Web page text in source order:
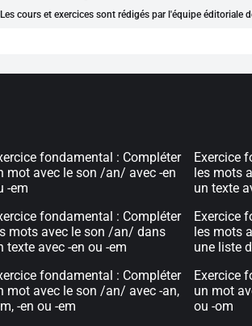
Les cours et exercices sont rédigés par l'équipe éditoriale
fondamental : Compléter
mot avec le son /an/ avec -en
-em
fondamental : Compléter
mots avec le son /an/ dans
texte avec -en ou -em
fondamental : Compléter
mot avec le son /an/ avec -an,
-en ou -em
Exercice
les mots
un texte
Exercice
les mots
une liste
Exercice
un mot
ou -om